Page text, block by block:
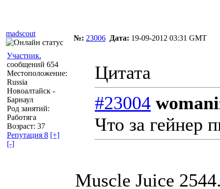
madscout
№: 23006 Дата: 19-09-2012 03:31 GMT
Участник.
сообщений 654
Местоположение:
Russia
Новоалтайск -
Барнаул
Род занятий:
Работяга
Возраст: 37
Репутация 8 [+]
[-]
Цитата
#23004
Что за гейнер
Muscle Juice